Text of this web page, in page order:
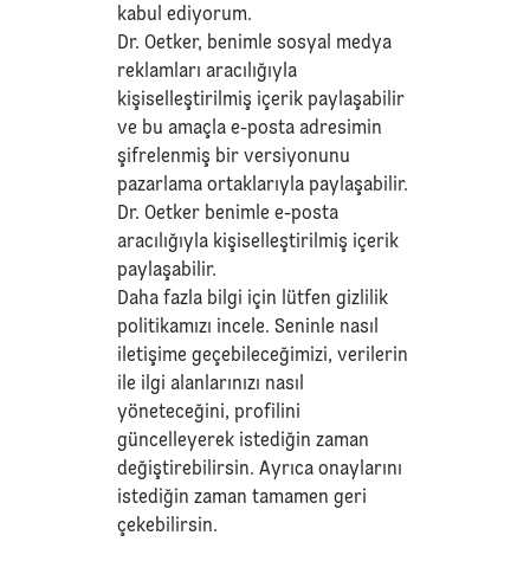
kabul ediyorum.
Dr. Oetker, benimle sosyal medya
reklamları aracılığıyla
kişiselleştirilmiş içerik paylaşabilir
ve bu amaçla e-posta adresimin
şifrelenmiş bir versiyonunu
pazarlama ortaklarıyla paylaşabilir.
Dr. Oetker benimle e-posta
aracılığıyla kişiselleştirilmiş içerik
paylaşabilir.
Daha fazla bilgi için lütfengizlilik
politikamızı incele. Seninle nasıl
iletişime geçebileceğimizi, verilerin
ile ilgi alanlarınızı nasıl
yöneteceğini, profilini
güncelleyerek istediğin zaman
değiştirebilirsin. Ayrıca onaylarını
istediğin zaman tamamen geri
çekebilirsin.